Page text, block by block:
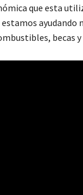
que esta
ayudando
becas y